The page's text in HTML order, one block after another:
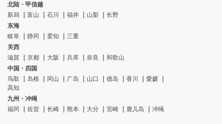
北陆・甲信越
新舄
富山 石川 福井 山梨
长野
东海
岐阜
静冈 爱知
三重
关西
滋賀
京都 大阪 兵库 奈良
和歌山
中国・四国
鸟取
岛根 冈山 广岛 山口 德岛 香川
愛媛
高知
九州・冲绳
福冈
佐贺 长崎 熊本 大分 宮崎 鹿儿岛 冲绳